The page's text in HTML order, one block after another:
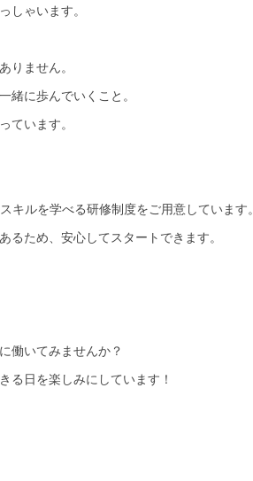
しゃいます。
りません。
緒に歩んでいくこと。
ています。
ルを学べる研修制度をご用意しています。
ため、安心してスタートできます。
働いてみませんか？
る日を楽しみにしています！